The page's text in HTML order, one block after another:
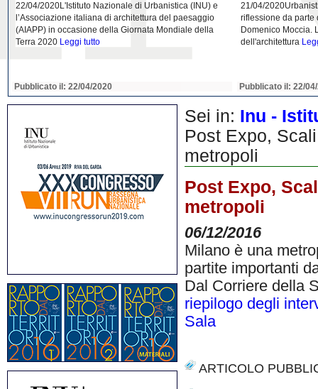
22/04/2020L'Istituto Nazionale di Urbanistica (INU) e
l’Associazione italiana di architettura del paesaggio
(AIAPP) in occasione della Giornata Mondiale della
Terra 2020 Leggi tutto
Pubblicato il: 22/04/2020
21/04/
riflessione da parte
Domenico Moccia.
dell'architettura
Pubblicato il: 22/
Sei in: Inu -
Post Expo,
metropoli
Post Expo,
metropoli
06/12/2016
Milano è una
partite importanti
Dal Corriere della
riepilogo degli
Sala
ARTICOLO